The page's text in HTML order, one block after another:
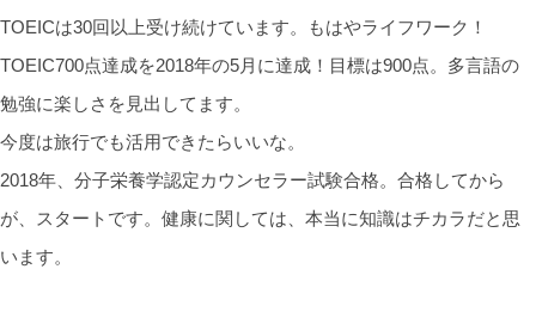
TOEICは30回以上受け続けています。もはやライフワーク！
TOEIC700点達成を2018年の5月に達成！目標は900点。多言語の
勉強に楽しさを見出してます。
今度は旅行でも活用できたらいいな。
2018年、分子栄養学認定カウンセラー試験合格。合格してから
が、スタートです。健康に関しては、本当に知識はチカラだと思
います。